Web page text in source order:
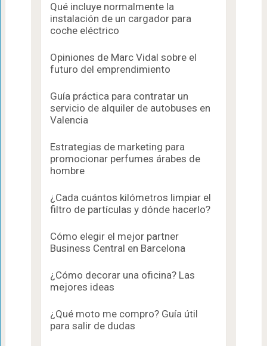
Qué incluye normalmente la
instalación de un cargador para
coche eléctrico
Opiniones de Marc Vidal sobre el
futuro del emprendimiento
Guía práctica para contratar un
servicio de alquiler de autobuses en
Valencia
Estrategias de marketing para
promocionar perfumes árabes de
hombre
¿Cada cuántos kilómetros limpiar el
filtro de partículas y dónde hacerlo?
Cómo elegir el mejor partner
Business Central en Barcelona
¿Cómo decorar una oficina? Las
mejores ideas
¿Qué moto me compro? Guía útil
para salir de dudas